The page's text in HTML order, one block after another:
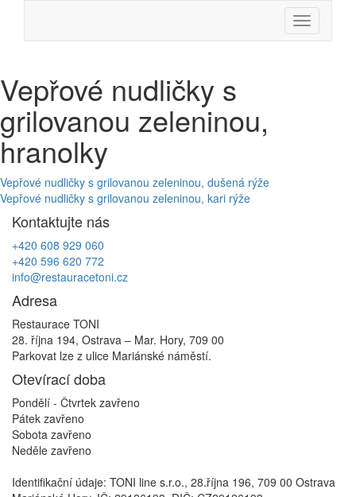
content
Menu
Vepřové nudličky s
grilovanou zeleninou,
hranolky
Navigace
pro
příspěvek
Vepřové nudličky s grilovanou zeleninou, dušená rýže
Vepřové nudličky s grilovanou zeleninou, kari rýže
Kontaktujte nás
+420 608 929 060
+420 596 620 772
info@restauracetoni.cz
Adresa
Restaurace TONI
28. října 194, Ostrava – Mar. Hory, 709 00
Parkovat lze z ulice Mariánské náměstí.
Otevírací doba
Pondělí - Čtvrtek zavřeno
Pátek zavřeno
Sobota zavřeno
Neděle zavřeno
Identifikační údaje: TONI line s.r.o., 28.října 196, 709 00 Ostrava